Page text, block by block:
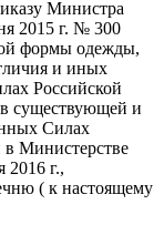
Министра
2015 г. № 300
формы одежды,
и иных
Российской
существующей и
Силах
в Министерстве
2016 г.,
( к настоящему